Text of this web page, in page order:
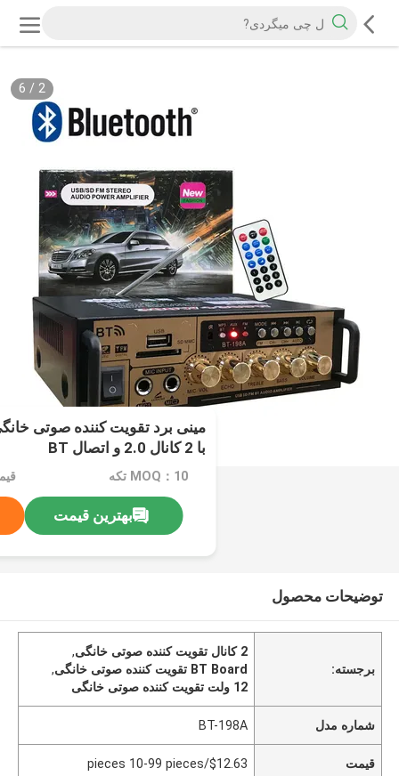
2
/
6
با 2 کانال 2.0 و اتصال BT
MOQ：10 تکه
بهترین قیمت
توضیحات محصول
برجسته:
2 کانال تقویت کننده صوتی خانگی
,
BT Board تقویت کننده صوتی خانگی
,
12 ولت تقویت کننده صوتی خانگی
شماره مدل BT-198A
قیمت $12.63/pieces 10-99 pieces